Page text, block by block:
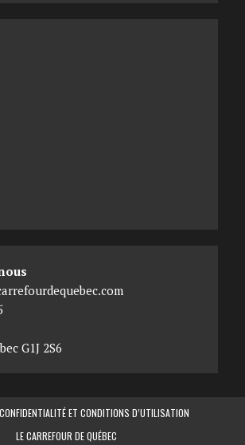
G1J 2S6
ET CONDITIONS D’UTILISATION
LE CARREFOUR DE QUÉBEC